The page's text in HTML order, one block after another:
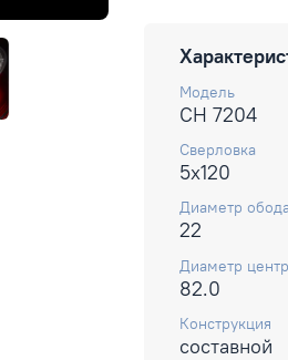
Модель
CH 7204
Сверловка
5x120
Диаметр обода
22
Диаметр
82.0
Конструкция
составной